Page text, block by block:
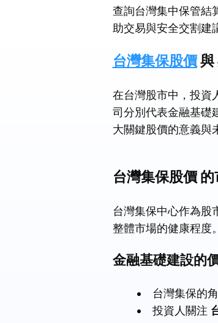
查詢台灣集中保管結
助交易與安全交割建
台灣集保股價與
在台灣股市中，投資
司分別代表金融基礎
大關鍵股價的意義與
台灣集保股價
台灣集保中心作為股
整體市場的健康程度。
金融基礎建設的
台灣集保的
投資人關注